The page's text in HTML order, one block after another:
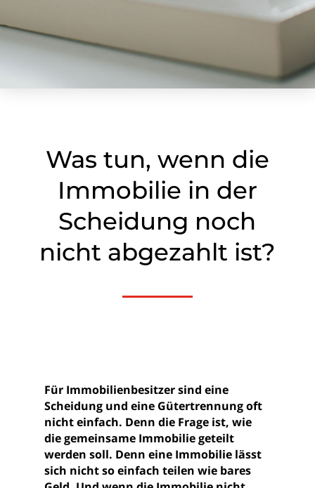
Was tun, wenn die
Immobilie in der
Scheidung noch
nicht abgezahlt ist?
Für Immobilienbesitzer sind eine
Scheidung und eine Gütertrennung oft
nicht einfach. Denn die Frage ist, wie
die gemeinsame Immobilie geteilt
werden soll. Denn eine Immobilie lässt
sich nicht so einfach teilen wie bares